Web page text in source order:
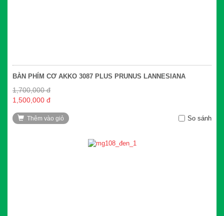
BÀN PHÍM CƠ AKKO 3087 PLUS PRUNUS LANNESIANA
1,700,000 đ
1,500,000 đ
Thêm vào giỏ So sánh